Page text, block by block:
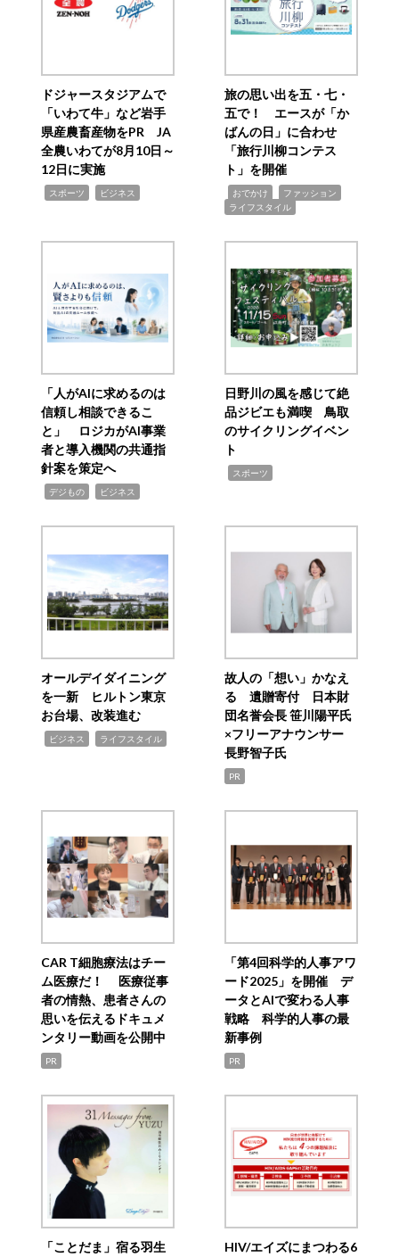
ドジャースタジアムで
「いわて牛」など岩手
県産農畜産物をPR JA
全農いわてが8月10日～
12日に実施
スポーツ ビジネス
旅の思い出を五・七・
五で！ エースが「か
ばんの日」に合わせ
「旅行川柳コンテス
ト」を開催
おでかけ ファッション
ライフスタイル
「人がAIに求めるのは
信頼し相談できるこ
と」 ロジカがAI事業
者と導入機関の共通指
針案を策定へ
デジもの ビジネス
日野川の風を感じて絶
品ジビエも満喫 鳥取
のサイクリングイベン
ト
スポーツ
オールデイダイニング
を一新 ヒルトン東京
お台場、改装進む
ビジネス ライフスタイル
故人の「想い」かなえ
る 遺贈寄付 日本財
団名誉会長 笹川陽平氏
×フリーアナウンサー
長野智子氏
PR
CAR T細胞療法はチー
ム医療だ！ 医療従事
者の情熱、患者さんの
思いを伝えるドキュメ
ンタリー動画を公開中
PR
「第4回科学的人事アワ
ード2025」を開催 デ
ータとAIで変わる人事
戦略 科学的人事の最
新事例
PR
「ことだま」宿る羽生
HIV/エイズにまつわる6